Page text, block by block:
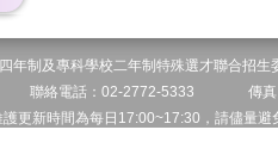
年制及專科學校二年制特殊選才聯合
聯絡電話：02-2772-5333 傳
更新時間為每日17:00~17:30，請儘量